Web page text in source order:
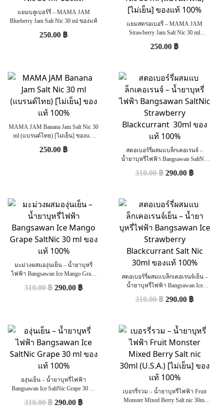
แยมบลูเบอร์รี่ – MAMA JAM
Blueberry Jam Salt Nic 30 ml ของแท้
250.00 ฿
แยมสตรอเบอรี่ – MAMA JAM
Strawberry Jam Salt Nic 30 ml
250.00 ฿
MAMA JAM Banana Jam Salt Nic 30
ml (แบรนด์ไทย) [ไม่เย็น] ของแท้
250.00 ฿
สตอเบอร์รี่ผสมแบล็กเคอเรนจ์ –
น้ำยาบุหรี่ไฟฟ้า Bangsawan SaltNic
100%
310.00฿ 290.00 ฿
มะม่วงผสมองุ่นเย็น – น้ำยาบุหรี่
ไฟฟ้า Bangsawan Ice Mango Grape
310.00฿ 290.00 ฿
สตอเบอร์รี่ผสมแบล็กเคอเรนจ์เย็น –
น้ำยาบุหรี่ไฟฟ้า Bangsawan Ice
ของแท้ 100%
310.00฿ 290.00 ฿
องุ่นเย็น – น้ำยาบุหรี่ไฟฟ้า
Bangsawan Ice SaltNic Grape 30 ml
310.00฿ 290.00 ฿
เบอรรี่รวม – น้ำยาบุหรี่ไฟฟ้า Fruit
Monster Mixed Berry Salt nic 30ml